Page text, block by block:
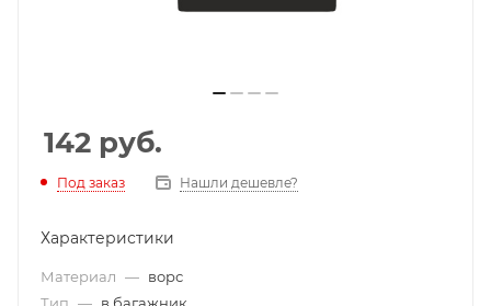
142 руб.
Под заказ Нашли дешевле?
Характеристики
Материал — ворс